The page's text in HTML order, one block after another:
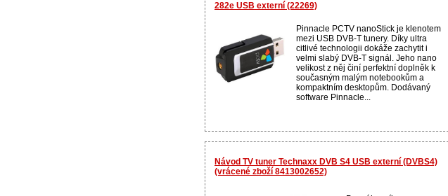
282e USB externí (22269)
Pinnacle PCTV nanoStick je klenotem
mezi USB DVB-T tunery. Díky ultra
citlivé technologii dokáže zachytit i
velmi slabý DVB-T signál. Jeho nano
velikost z něj činí perfektní doplněk k
současným malým notebookům a
kompaktním desktopům. Dodávaný
software Pinnacle...
Návod TV tuner Technaxx DVB S4 USB externí (DVBS4)
(vrácené zboží 8413002652)